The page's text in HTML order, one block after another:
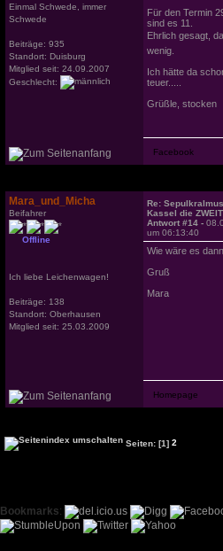
Einmal Schwede, immer
Schwede
Beiträge: 935
Standort: Duisburg
Mitglied seit: 24.09.2007
Geschlecht:
Für den Termin
sind es 11.
Ehrlich gesagt,
wenig.
Ich hätte da
teuer.....
Grüßle, stocken
Mara_und_Micha
Beifahrer
Offline
Ich liebe Leichenwagen!
Beiträge: 138
Standort: Oberhausen
Mitglied seit: 25.03.2009
Re:
Kassel die
Antwort #14 -
um 06:13:40
Wie wäre es
Gruß
Mara
Seiten: [1] 2
Bookmarks: